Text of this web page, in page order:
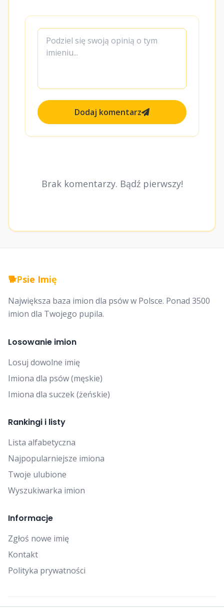
Dodaj komentarz
Brak komentarzy. Bądź pierwszy!
🐕Psie Imię
Największa baza imion dla psów w Polsce. Ponad 3500
imion dla Twojego pupila.
Losowanie imion
Losuj dowolne imię
Imiona dla psów (męskie)
Imiona dla suczek (żeńskie)
Rankingi i listy
Lista alfabetyczna
Najpopularniejsze imiona
Twoje ulubione
Wyszukiwarka imion
Informacje
Zgłoś nowe imię
Kontakt
Polityka prywatności